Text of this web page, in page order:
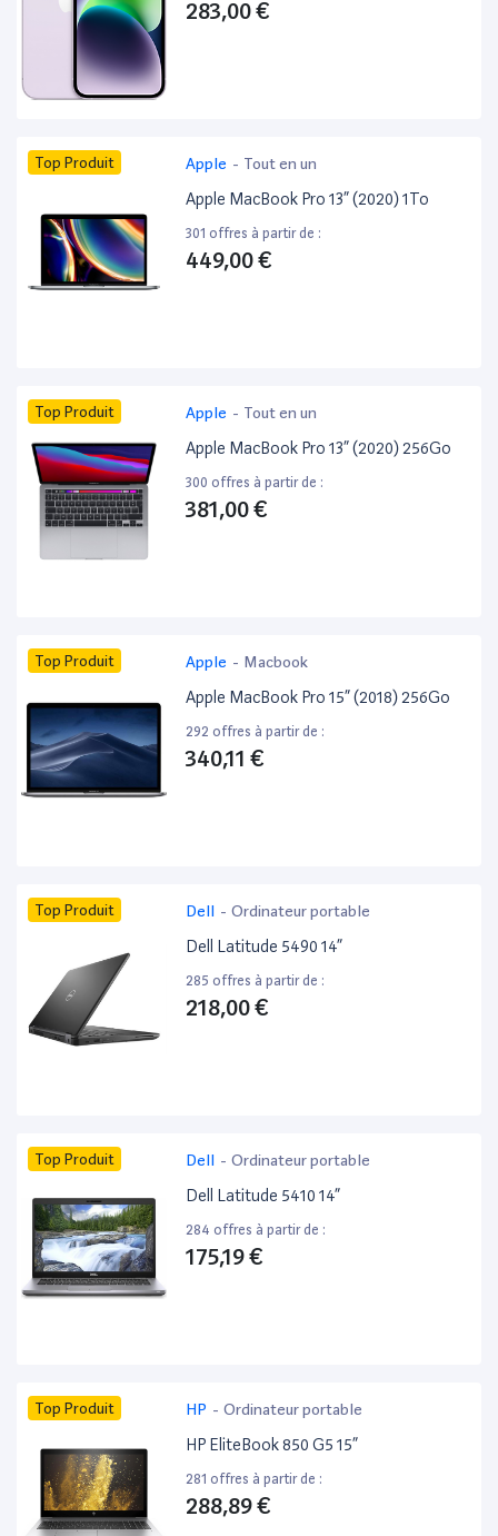
283,00 €
Top Produit Apple - Tout en un
Apple MacBook Pro 13” (2020) 1To
301 offres à partir de :
449,00 €
Top Produit Apple - Tout en un
Apple MacBook Pro 13” (2020) 256Go
300 offres à partir de :
381,00 €
Top Produit Apple - Macbook
Apple MacBook Pro 15” (2018) 256Go
292 offres à partir de :
340,11 €
Top Produit Dell - Ordinateur portable
Dell Latitude 5490 14”
285 offres à partir de :
218,00 €
Top Produit Dell - Ordinateur portable
Dell Latitude 5410 14”
284 offres à partir de :
175,19 €
Top Produit HP - Ordinateur portable
HP EliteBook 850 G5 15”
281 offres à partir de :
288,89 €